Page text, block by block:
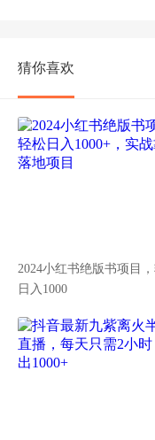
猜你喜欢
2024小红书绝版书项目
日入1000